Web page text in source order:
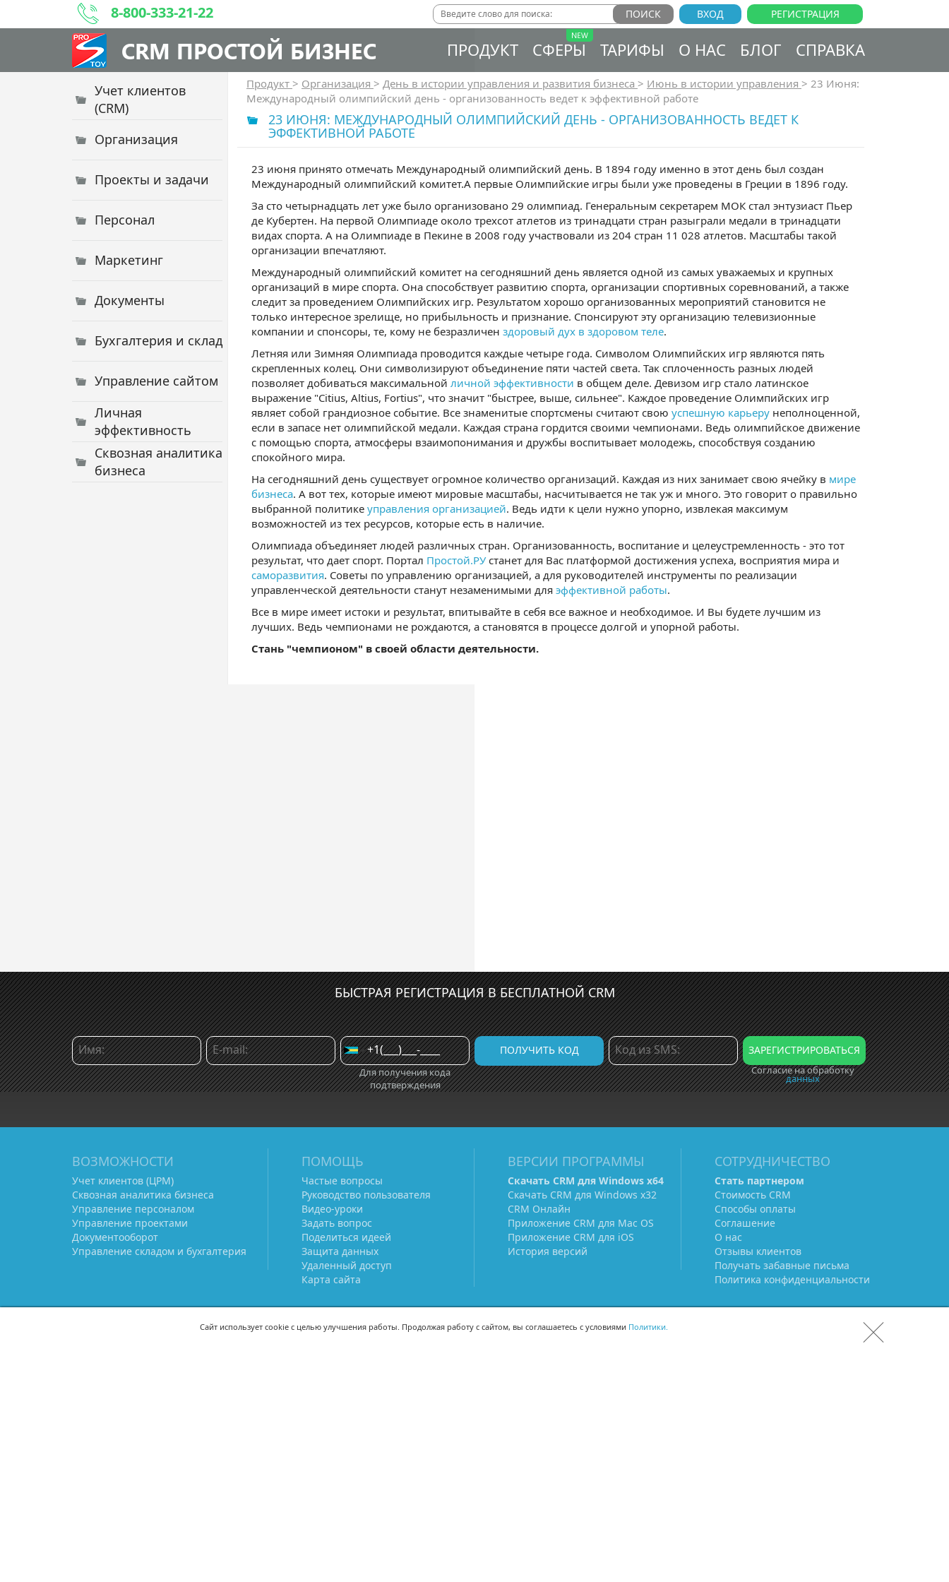
8-800-333-21-22 РЕГИСТРАЦИЯ
ВХОД
CRM ПРОСТОЙ БИЗНЕС ПРОДУКТ СФЕРЫ ТАРИФЫ О НАС БЛОГ СПРАВКА
Учет клиентов
(CRM)
Организация
Проекты и задачи
Персонал
Маркетинг
Документы
Бухгалтерия и склад
Управление сайтом
Личная
эффективность
Сквозная аналитика
бизнеса
Продукт > Организация > День в истории управления и развития бизнеса > Июнь в истории управления > 23 Июня:
Международный олимпийский день - организованность ведет к эффективной работе
23 ИЮНЯ: МЕЖДУНАРОДНЫЙ ОЛИМПИЙСКИЙ ДЕНЬ - ОРГАНИЗОВАННОСТЬ ВЕДЕТ К
ЭФФЕКТИВНОЙ РАБОТЕ
23 июня принято отмечать Международный олимпийский день. В 1894 году именно в этот день был создан
Международный олимпийский комитет.А первые Олимпийские игры были уже проведены в Греции в 1896 году.
За сто четырнадцать лет уже было организовано 29 олимпиад. Генеральным секретарем МОК стал энтузиаст Пьер
де Кубертен. На первой Олимпиаде около трехсот атлетов из тринадцати стран разыграли медали в тринадцати
видах спорта. А на Олимпиаде в Пекине в 2008 году участвовали из 204 стран 11 028 атлетов. Масштабы такой
организации впечатляют.
Международный олимпийский комитет на сегодняшний день является одной из самых уважаемых и крупных
организаций в мире спорта. Она способствует развитию спорта, организации спортивных соревнований, а также
следит за проведением Олимпийских игр. Результатом хорошо организованных мероприятий становится не
только интересное зрелище, но прибыльность и признание. Спонсируют эту организацию телевизионные
компании и спонсоры, те, кому не безразличен здоровый дух в здоровом теле.
Летняя или Зимняя Олимпиада проводится каждые четыре года. Символом Олимпийских игр являются пять
скрепленных колец. Они символизируют объединение пяти частей света. Так сплоченность разных людей
позволяет добиваться максимальной личной эффективности в общем деле. Девизом игр стало латинское
выражение "Citius, Altius, Fortius", что значит "быстрее, выше, сильнее". Каждое проведение Олимпийских игр
являет собой грандиозное событие. Все знаменитые спортсмены считают свою успешную карьеру неполноценной,
если в запасе нет олимпийской медали. Каждая страна гордится своими чемпионами. Ведь олимпийское движение
с помощью спорта, атмосферы взаимопонимания и дружбы воспитывает молодежь, способствуя созданию
спокойного мира.
На сегодняшний день существует огромное количество организаций. Каждая из них занимает свою ячейку в мире
бизнеса. А вот тех, которые имеют мировые масштабы, насчитывается не так уж и много. Это говорит о правильно
выбранной политике управления организацией. Ведь идти к цели нужно упорно, извлекая максимум
возможностей из тех ресурсов, которые есть в наличие.
Олимпиада объединяет людей различных стран. Организованность, воспитание и целеустремленность - это тот
результат, что дает спорт. Портал Простой.РУстанет для Вас платформой достижения успеха, восприятия мира и
саморазвития. Советы по управлению организацией, а для руководителей инструменты по реализации
управленческой деятельности станут незаменимыми для эффективной работы.
Все в мире имеет истоки и результат, впитывайте в себя все важное и необходимое. И Вы будете лучшим из
лучших. Ведь чемпионами не рождаются, а становятся в процессе долгой и упорной работы.
Стань "чемпионом" в своей области деятельности.
БЫСТРАЯ РЕГИСТРАЦИЯ В БЕСПЛАТНОЙ CRM
Для получения кода
подтверждения
Согласие на обработку
данных
ВОЗМОЖНОСТИ
Учет клиентов (ЦРМ)
Сквозная аналитика бизнеса
Управление персоналом
Управление проектами
Документооборот
Управление складом и бухгалтерия
ПОМОЩЬ
Частые вопросы
Руководство пользователя
Видео-уроки
Задать вопрос
Поделиться идеей
Защита данных
Удаленный доступ
Карта сайта
ВЕРСИИ ПРОГРАММЫ
Скачать CRM для Windows х64
Скачать CRM для Windows х32
CRM Онлайн
Приложение CRM для Mac OS
Приложение CRM для iOS
История версий
СОТРУДНИЧЕСТВО
Стать партнером
Стоимость CRM
Способы оплаты
Соглашение
О нас
Отзывы клиентов
Получать забавные письма
Политика конфиденциальности
Сайт использует cookie с целью улучшения работы. Продолжая работу с сайтом, вы соглашаетесь с условиями Политики.